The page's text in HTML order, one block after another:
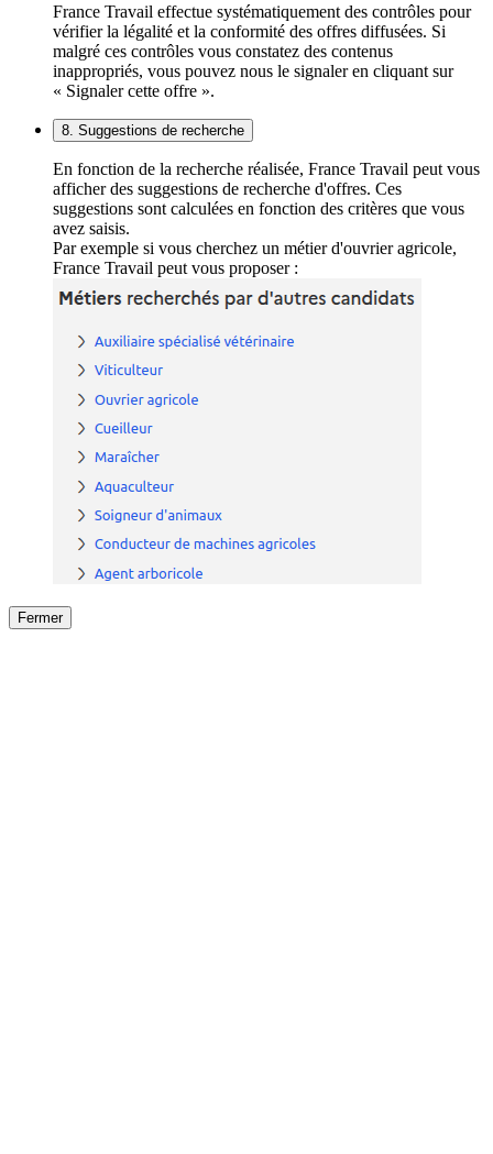
France Travail effectue systématiquement des contrôles pour
vérifier la légalité et la conformité des offres diffusées. Si
malgré ces contrôles vous constatez des contenus
inappropriés, vous pouvez nous le signaler en cliquant sur
« Signaler cette offre ».
8. Suggestions de recherche
En fonction de la recherche réalisée, France Travail peut vous
afficher des suggestions de recherche d'offres. Ces
suggestions sont calculées en fonction des critères que vous
avez saisis.
Par exemple si vous cherchez un métier d'ouvrier agricole,
France Travail peut vous proposer :
Fermer